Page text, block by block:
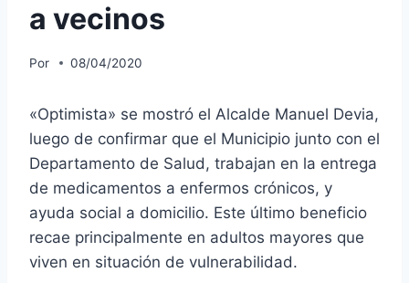
a vecinos
Por 08/04/2020
«Optimista» se mostró el Alcalde Manuel Devia,
luego de confirmar que el Municipio junto con el
Departamento de Salud, trabajan en la entrega
de medicamentos a enfermos crónicos, y
ayuda social a domicilio. Este último beneficio
recae principalmente en adultos mayores que
viven en situación de vulnerabilidad.